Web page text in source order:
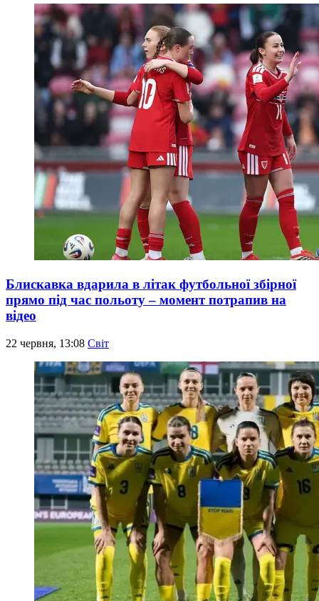
Блискавка вдарила в літак футбольної збірної
прямо під час польоту – момент потрапив на
відео
22 червня, 13:08 Світ